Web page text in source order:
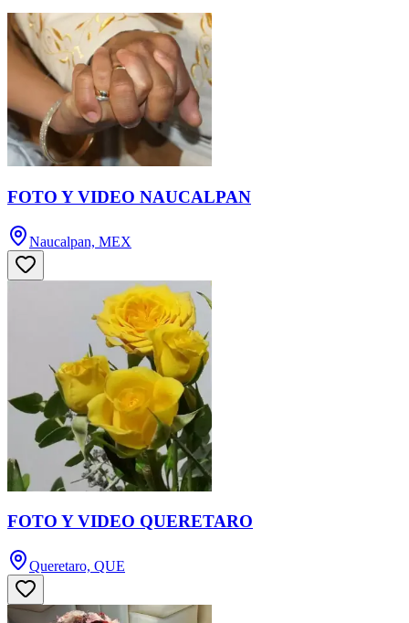
FOTO Y VIDEO NAUCALPAN
Naucalpan, MEX
FOTO Y VIDEO QUERETARO
Queretaro, QUE